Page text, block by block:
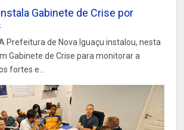
Gabinete de Crise por
A Prefeitura de Nova Iguaçu instalou, nesta
Gabinete de Crise para monitorar a
fortes e...